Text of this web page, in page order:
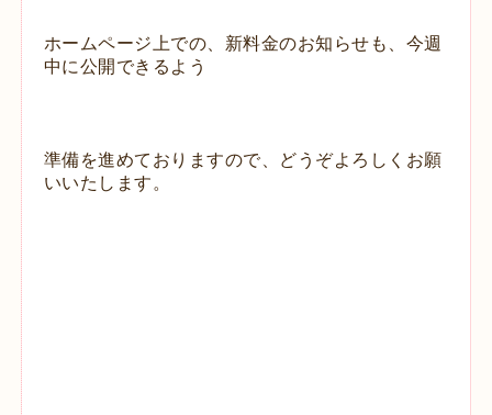
ホームページ上での、新料金のお知らせも、今週
中に公開できるよう
準備を進めておりますので、どうぞよろしくお願
いいたします。